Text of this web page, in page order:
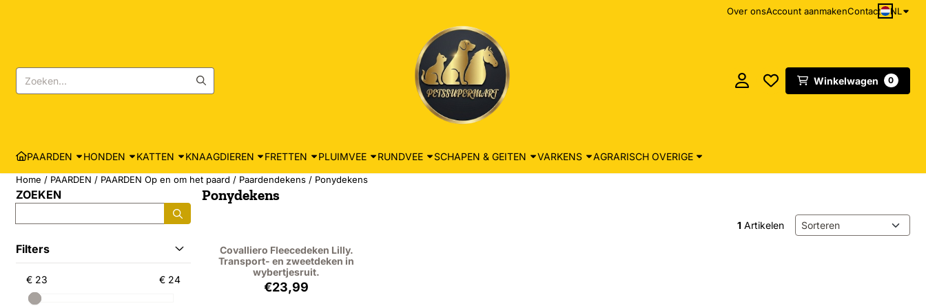
Over onsAccount aanmakenContact NL
Zoeken
Winkelwagen 0
PAARDEN HONDEN KATTEN KNAAGDIEREN FRETTEN PLUIMVEE RUNDVEE SCHAPEN & GEITEN VARKENS AGRARISCH OVERIGE
Home / PAARDEN / PAARDEN Op en om het paard / Paardendekens / Ponydekens
ZOEKEN
Filters
€ 23 € 24
Ponydekens
1Artikelen Sorteermethode
Covalliero Fleecedeken Lilly.
Transport- en zweetdeken in
wybertjesruit.
Prijs: 23,99, exclusief btw: 19,83
€23,99